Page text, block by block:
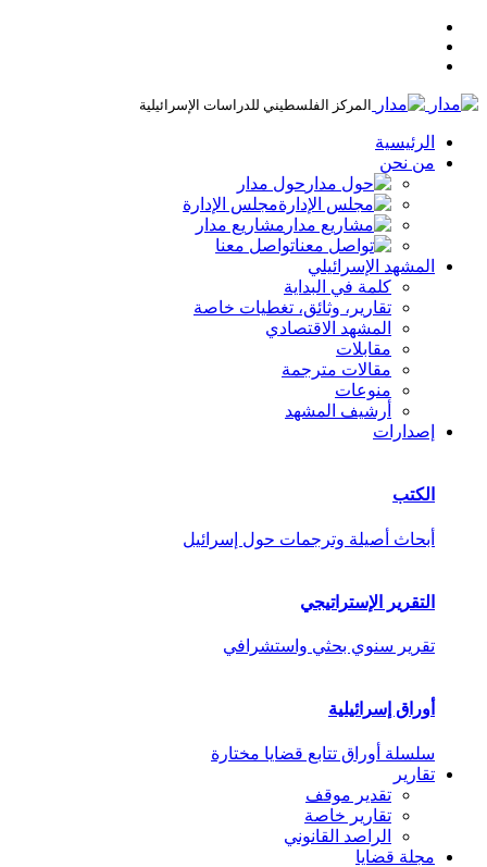
المركز الفلسطيني للدراسات الإسرائيلية
الرئيسية
من نحن
حول مدار
مجلس الإدارة
مشاريع مدار
تواصل معنا
المشهد الإسرائيلي
كلمة في البداية
تقارير، وثائق، تغطيات خاصة
المشهد الاقتصادي
مقابلات
مقالات مترجمة
منوعات
أرشيف المشهد
إصدارات
الكتب
أبحاث أصيلة وترجمات حول إسرائيل
التقرير الإستراتيجي
تقرير سنوي بحثي واستشرافي
أوراق إسرائيلية
سلسلة أوراق تتابع قضايا مختارة
تقارير
تقدير موقف
تقارير خاصة
الراصد القانوني
مجلة قضايا